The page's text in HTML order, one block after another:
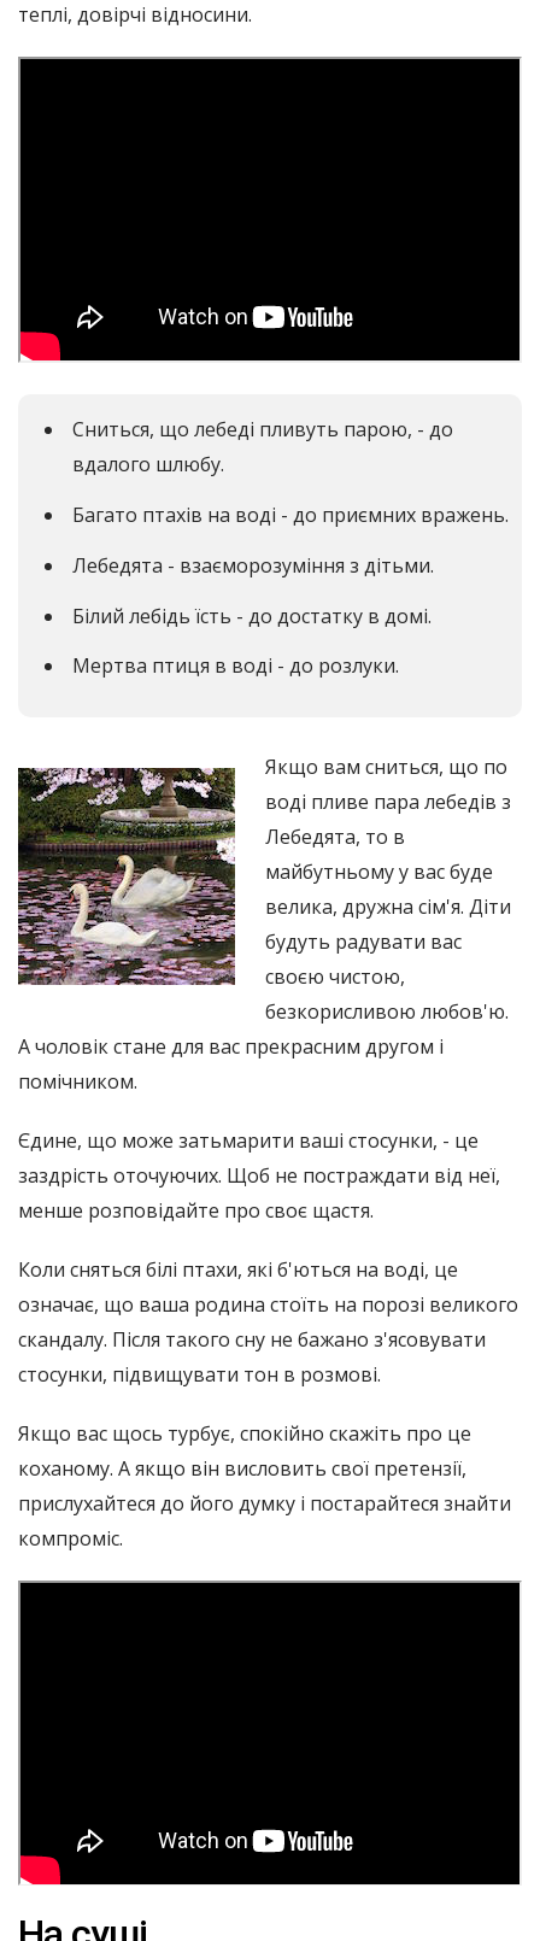
теплі, довірчі відносини.
Сниться, що лебеді пливуть парою, - до
вдалого шлюбу.
Багато птахів на воді - до приємних вражень.
Лебедята - взаєморозуміння з дітьми.
Білий лебідь їсть - до достатку в домі.
Мертва птиця в воді - до розлуки.
Якщо вам сниться, що по
воді пливе пара лебедів з
Лебедята, то в
майбутньому у вас буде
велика, дружна сім'я. Діти
будуть радувати вас
своєю чистою,
безкорисливою любов'ю.
А чоловік стане для вас прекрасним другом і
помічником.
Єдине, що може затьмарити ваші стосунки, - це
заздрість оточуючих. Щоб не постраждати від неї,
менше розповідайте про своє щастя.
Коли сняться білі птахи, які б'ються на воді, це
означає, що ваша родина стоїть на порозі великого
скандалу. Після такого сну не бажано з'ясовувати
стосунки, підвищувати тон в розмові.
Якщо вас щось турбує, спокійно скажіть про це
коханому. А якщо він висловить свої претензії,
прислухайтеся до його думку і постарайтеся знайти
компроміс.